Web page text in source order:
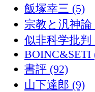
飯塚幸三 (5)
宗教と汎神論
似非科学批判
BOINC&SETI
書評 (92)
山下達郎 (9)